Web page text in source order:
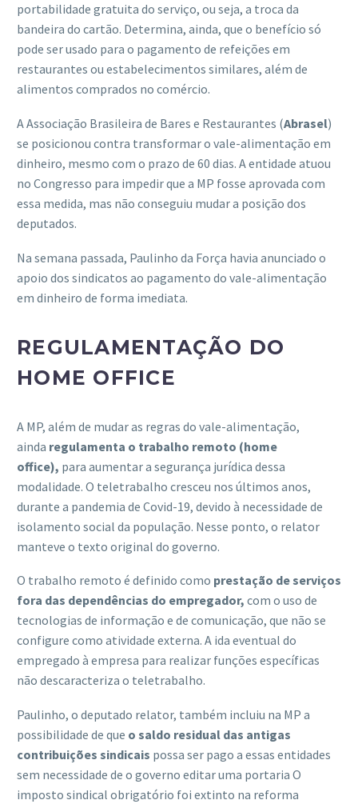
portabilidade gratuita do serviço, ou seja, a troca da
bandeira do cartão. Determina, ainda, que o benefício só
pode ser usado para o pagamento de refeições em
restaurantes ou estabelecimentos similares, além de
alimentos comprados no comércio.
A Associação Brasileira de Bares e Restaurantes (Abrasel)
se posicionou contra transformar o vale-alimentação em
dinheiro, mesmo com o prazo de 60 dias. A entidade atuou
no Congresso para impedir que a MP fosse aprovada com
essa medida, mas não conseguiu mudar a posição dos
deputados.
Na semana passada, Paulinho da Força havia anunciado o
apoio dos sindicatos ao pagamento do vale-alimentação
em dinheiro de forma imediata.
REGULAMENTAÇÃO DO
HOME OFFICE
A MP, além de mudar as regras do vale-alimentação,
ainda regulamenta o trabalho remoto (home
office), para aumentar a segurança jurídica dessa
modalidade. O teletrabalho cresceu nos últimos anos,
durante a pandemia de Covid-19, devido à necessidade de
isolamento social da população. Nesse ponto, o relator
manteve o texto original do governo.
O trabalho remoto é definido como prestação de serviços
fora das dependências do empregador, com o uso de
tecnologias de informação e de comunicação, que não se
configure como atividade externa. A ida eventual do
empregado à empresa para realizar funções específicas
não descaracteriza o teletrabalho.
Paulinho, o deputado relator, também incluiu na MP a
possibilidade de que o saldo residual das antigas
contribuições sindicais possa ser pago a essas entidades
sem necessidade de o governo editar uma portaria O
imposto sindical obrigatório foi extinto na reforma